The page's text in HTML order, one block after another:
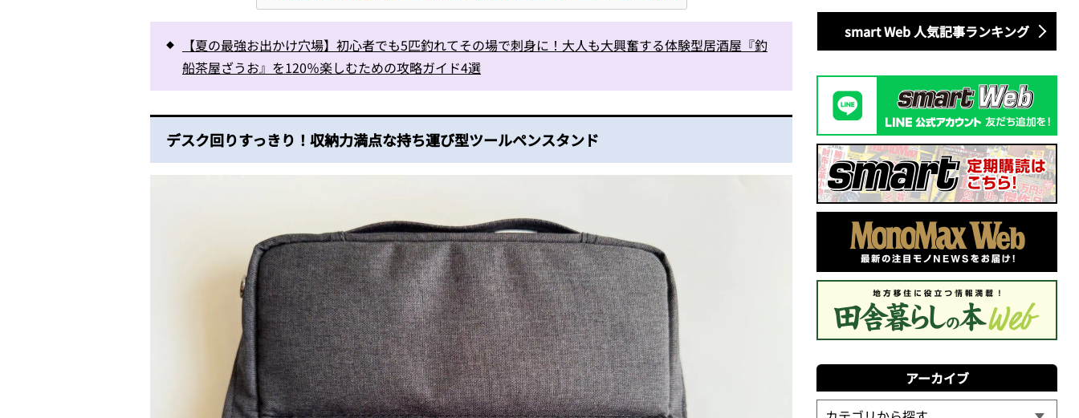
【夏の最強お出かけ穴場】初心者でも5匹釣れてその場で刺身に！大人も大興奮する体験型居酒屋『釣
船茶屋ざうお』を120％楽しむための攻略ガイド4選
デスク回りすっきり！収納力満点な持ち運び型ツールペンスタンド
smart Web 人気記事ランキング
アーカイブ